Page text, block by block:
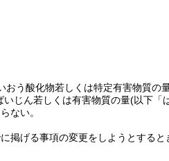
おう酸化物若しくは特定有害物質の
じん若しくは有害物質の量(以下「
ない。
に掲げる事項の変更をしようとすると